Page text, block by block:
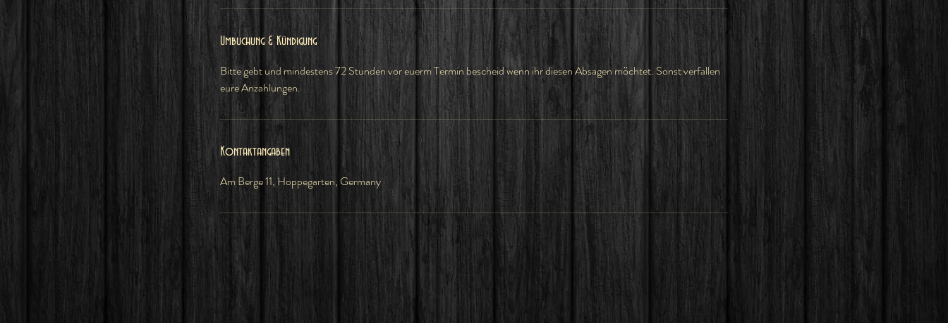
Umbuchung & Kündigung
Bitte gebt und mindestens 72 Stunden vor euerm Termin bescheid wenn ihr diesen Absagen möchtet. Sonst verfallen
eure Anzahlungen.
Kontaktangaben
Am Berge 11, Hoppegarten, Germany